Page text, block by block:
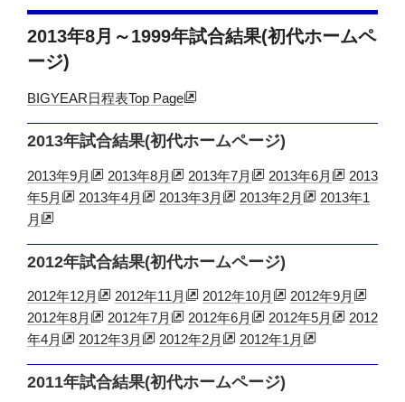
2013年8月～1999年試合結果(初代ホームペ
ージ)
BIGYEAR日程表Top Page
2013年試合結果(初代ホームページ)
2013年9月 2013年8月 2013年7月 2013年6月
2013
年5月
2013年4月 2013年3月 2013年2月
2013年1
月
2012年試合結果(初代ホームページ)
2012年12月 2012年11月 2012年10月
2012年9月
2012年8月
2012年7月 2012年6月 2012年5月
2012
年4月
2012年3月 2012年2月 2012年1月
2011年試合結果(初代ホームページ)